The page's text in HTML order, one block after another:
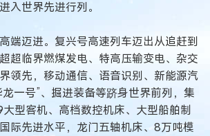
入世界先进行列。
端迈进。复兴号高速列车迈出从追赶到
超临界燃煤发电、特高压输变电、杂交
领先，移动通信、语音识别、新能源汽
一号”、掘进装备等跻身世界前列，集
型客机、高档数控机床、大型船舶制
际先进水平，龙门五轴机床、8万吨模